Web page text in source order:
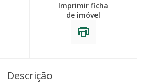
Imprimir ficha
de imóvel
Descrição